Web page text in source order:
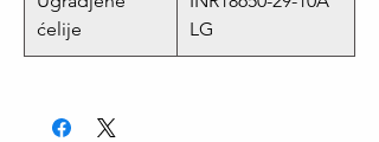
ćelije
LG